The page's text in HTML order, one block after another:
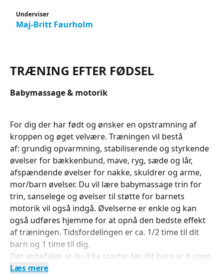
Underviser
Maj-Britt Faurholm
TRÆNING EFTER FØDSEL
Babymassage & motorik
For dig der har født og ønsker en opstramning af
kroppen og øget velvære. Træningen vil bestå
af: grundig opvarmning, stabiliserende og styrkende
øvelser for bækkenbund, mave, ryg, sæde og lår,
afspændende øvelser for nakke, skuldrer og arme,
mor/barn øvelser. Du vil lære babymassage trin for
trin, sanselege og øvelser til støtte for barnets
motorik vil også indgå. Øvelserne er enkle og kan
også udføres hjemme for at opnå den bedste effekt
af træningen. Tidsfordelingen er ca. 1/2 time til dit
barn og 1 time til dig.
Det anbefales at du ikke starter før dit barn er 6 uger.
Læs mere